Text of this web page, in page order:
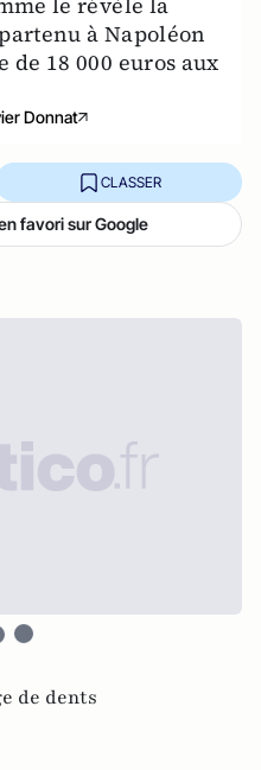
à Napoléon
18 000 euros aux
Donnat
CLASSER
favori sur Google
de dents